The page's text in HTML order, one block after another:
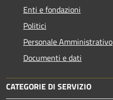
Enti e fondazioni
Politici
Personale Amministrativo
Documenti e dati
CATEGORIE DI SERVIZIO